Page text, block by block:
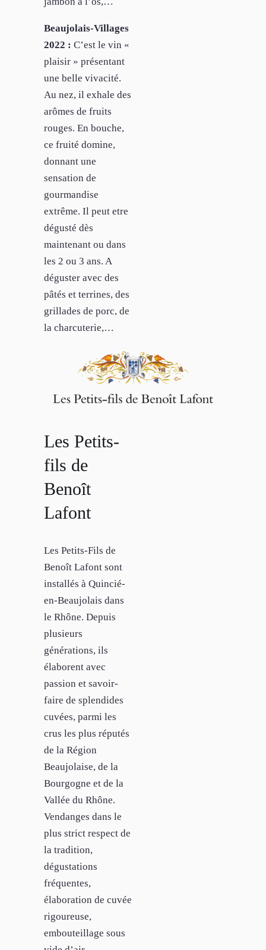
Beaujolais-Villages
2022 : C’est le vin «
plaisir » présentant
une belle vivacité.
Au nez, il exhale des
arômes de fruits
rouges. En bouche,
ce fruité domine,
donnant une
sensation de
gourmandise
extrême. Il peut etre
dégusté dès
maintenant ou dans
les 2 ou 3 ans. A
déguster avec des
pâtés et terrines, des
grillades de porc, de
la charcuterie,…
Les Petits-
fils de
Benoît
Lafont
Les Petits-Fils de
Benoît Lafont sont
installés à Quincié-
en-Beaujolais dans
le Rhône. Depuis
plusieurs
générations, ils
élaborent avec
passion et savoir-
faire de splendides
cuvées, parmi les
crus les plus réputés
de la Région
Beaujolaise, de la
Bourgogne et de la
Vallée du Rhône.
Vendanges dans le
plus strict respect de
la tradition,
dégustations
fréquentes,
élaboration de cuvée
rigoureuse,
embouteillage sous